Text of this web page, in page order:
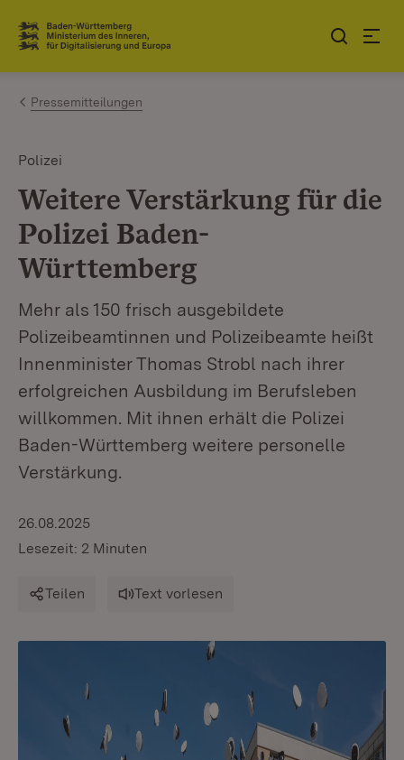
Zum Inhalt springen
Link zur Startseite
Pressemitteilungen
Polizei
Weitere Verstärkung für die
Polizei Baden-
Württemberg
Mehr als 150 frisch ausgebildete
Polizeibeamtinnen und Polizeibeamte heißt
Innenminister Thomas Strobl nach ihrer
erfolgreichen Ausbildung im Berufsleben
willkommen. Mit ihnen erhält die Polizei
Baden-Württemberg weitere personelle
Verstärkung.
26.08.2025
Lesezeit: 2 Minuten
Teilen Text vorlesen